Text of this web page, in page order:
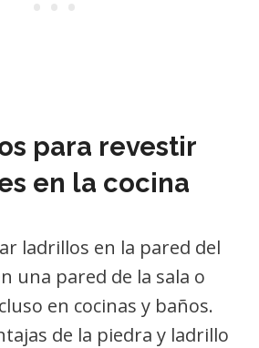
para revestir
en la cocina
ladrillos en la pared del
una pared de la sala o
en cocinas y baños.
de la piedra y ladrillo